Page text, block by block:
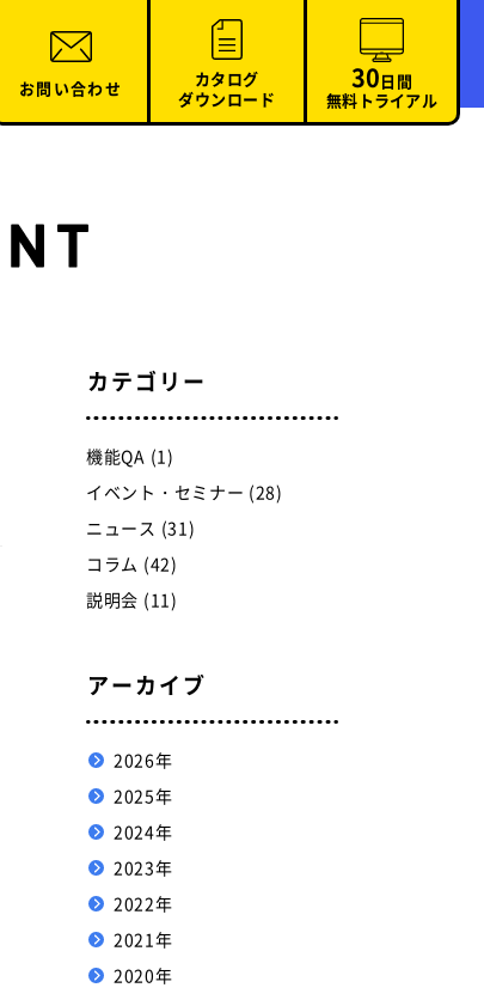
お問い合わせ
カタログ
ダウンロード
30 日間
無料トライアル
カテゴリー
機能QA (1)
イベント・セミナー (28)
ニュース (31)
コラム (42)
説明会 (11)
アーカイブ
2026年
2025年
2024年
2023年
2022年
2021年
2020年